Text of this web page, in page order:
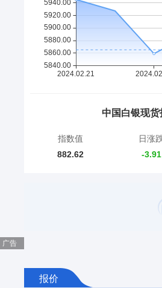
中国白银现货
指数值
882.62
日涨
-3.91
上海华通铂银主承办
广告

报价